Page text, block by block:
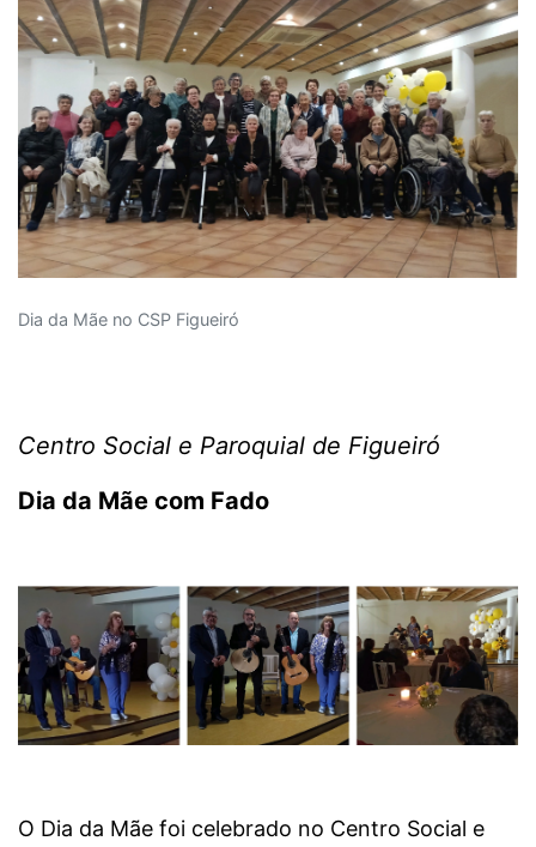
Dia da Mãe no CSP Figueiró
Centro Social e Paroquial de Figueiró
Dia da Mãe com Fado
O Dia da Mãe foi celebrado no Centro Social e